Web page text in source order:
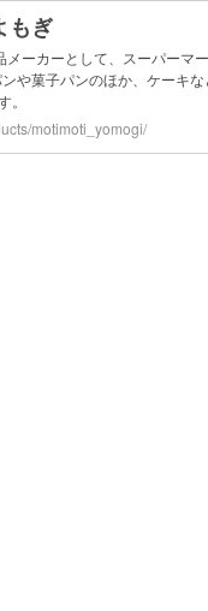
もぎ
メーカーとして、スーパーマ
や菓子パンのほか、ケーキ
motimoti_yomogi/